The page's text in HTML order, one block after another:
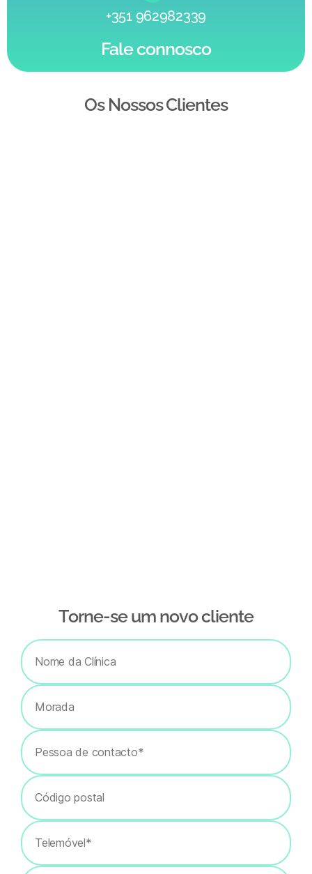
+351 962982339
Fale connosco
Os Nossos Clientes
Тorne-se um novo cliente